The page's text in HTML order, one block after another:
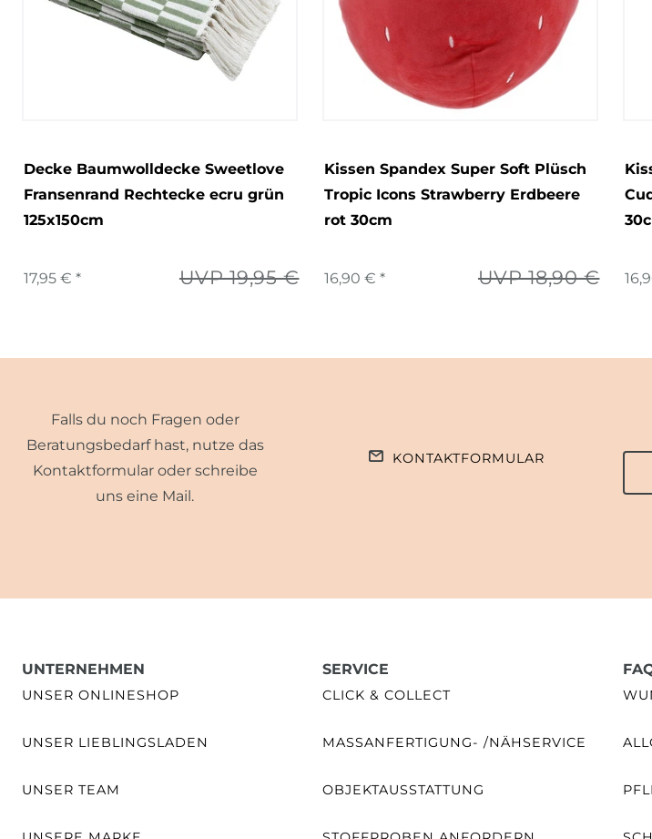
Decke Baumwolldecke Sweetlove
Fransenrand Rechtecke ecru grün
125x150cm
UVP 19,95 €
17,95 € *
Kissen Spandex Super Soft Plüsch
Tropic Icons Strawberry Erdbeere
rot 30cm
UVP 18,90 €
16,90 € *
Falls du noch Fragen oder
Beratungsbedarf hast, nutze das
Kontaktformular oder schreibe
uns eine Mail.
KONTAKTFORMULAR
UNTERNEHMEN
UNSER ONLINESHOP
UNSER LIEBLINGSLADEN
UNSER TEAM
SERVICE
CLICK & COLLECT
MASSANFERTIGUNG- /NÄHSERVICE
OBJEKTAUSSTATTUNG